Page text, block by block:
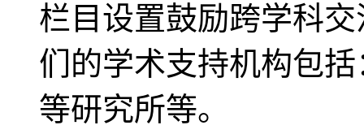
栏目设置鼓励跨学科
们的学术支持机构包
等研究所等。